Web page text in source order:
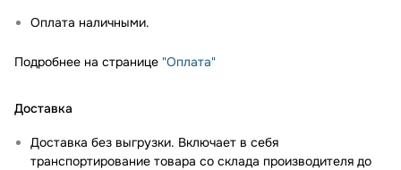
Оплата наличными.
Подробнее на странице "Оплата"
Доставка
Доставка без выгрузки. Включает в себя
транспортирование товара со склада производителя до